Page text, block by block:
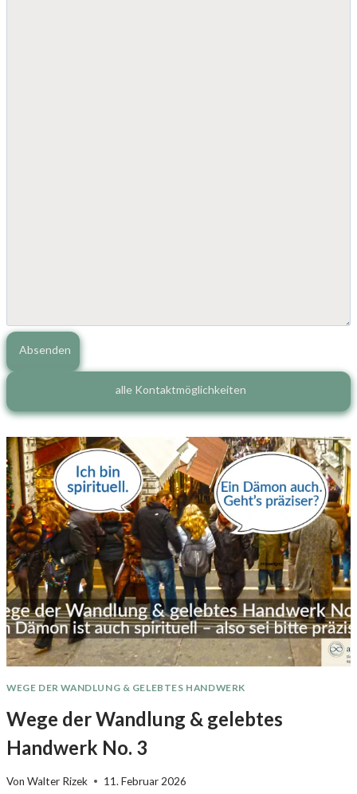
Absenden
alle Kontaktmöglichkeiten
WEGE DER WANDLUNG & GELEBTES HANDWERK
Wege der Wandlung & gelebtes
Handwerk No. 3
Von Walter Rizek 11. Februar 2026